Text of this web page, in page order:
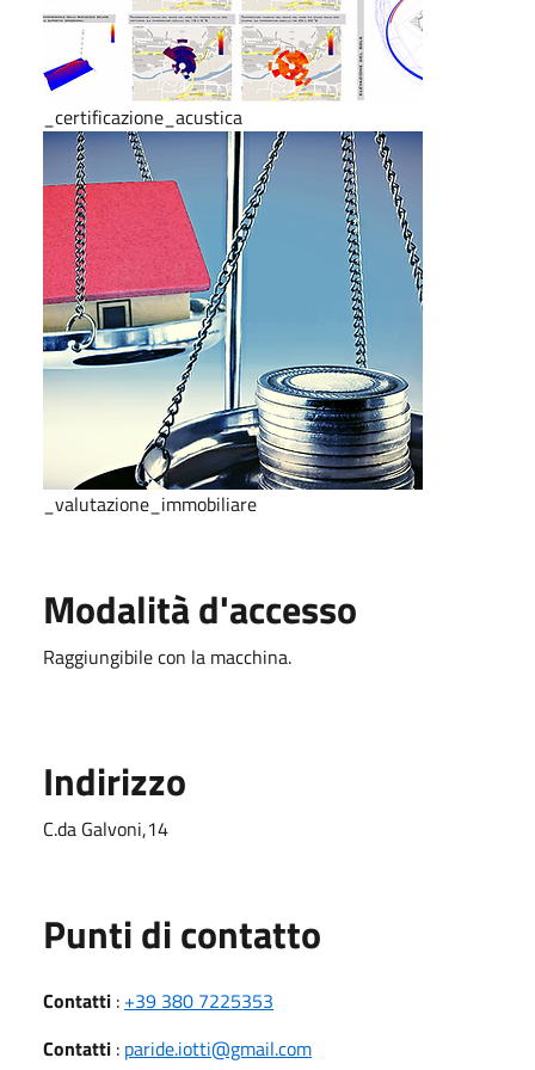
_certificazione_acustica
_valutazione_immobiliare
Modalità d'accesso
Raggiungibile con la macchina.
Indirizzo
C.da Galvoni,14
Punti di contatto
Contatti : +39 380 7225353
Contatti : paride.iotti@gmail.com